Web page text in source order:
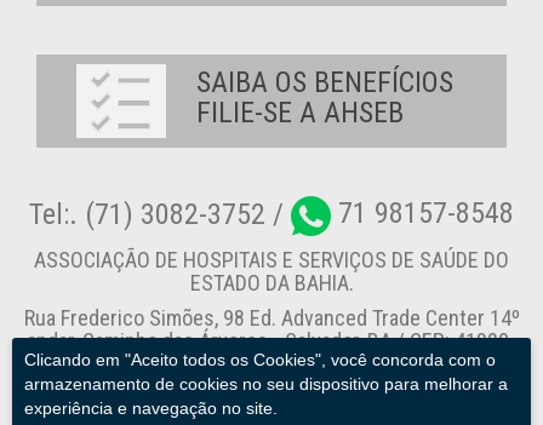
Clicando em "Aceito todos os Cookies", você concorda com o
armazenamento de cookies no seu dispositivo para melhorar a
experiência e navegação no site.
SAIBA OS BENEFÍCIOS
FILIE-SE A AHSEB
Tel:. (71) 3082-3752 / 71 98157-8548
ASSOCIAÇÃO DE HOSPITAIS E SERVIÇOS DE SAÚDE DO
ESTADO DA BAHIA.
Rua Frederico Simões, 98 Ed. Advanced Trade Center 14º
andar, Caminho das Árvores - Salvador-BA / CEP: 41820-
774
Canal de Denúncia